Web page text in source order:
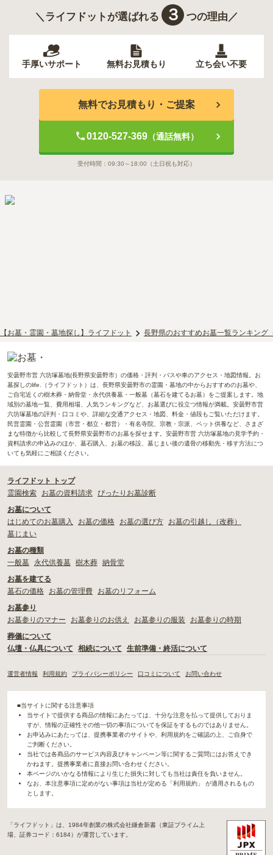
＼ライフドットが選ばれる ３ つの理由／
手厚いサポート 無料お見積もり 立ち会い不要
無料でお見積もり・ご提案
0120-527-369（通話無料）
受付時間： 09:30～18:00 （土日祝も対応）
【お墓・霊園・墓地探し】ライフドット 長野県のおすすめお墓一覧ランキング
安曇野市営 六坊塚墓地(長野県安曇野市）の価格・評判・バスや車のアクセス・地図情報。お
墓探しのlife.（ライフドット）は、長野県安曇野市の霊園・墓地の中からおすすめのお墓や、
ご自宅近くの樹木葬・納骨堂・永代供養墓・一般墓（墓石を建てるお墓）をご提案します。地
域別の墓地一覧、費用相場、人気ランキングなど、お墓選びに役立つ情報が満載。安曇野市営
六坊塚墓地の評判・口コミや、詳細な交通アクセス・地図、料金・値段もご覧いただけます。
民営霊園・公営霊園（市営・都立・都営）・有名寺院、宗教・宗派、ペット供養など、さまざ
まな特徴から比較して長野県安曇野市のお墓を探せます。安曇野市営 六坊塚墓地の見学予約・
資料請求の申込みのほか、墓石購入、お墓の移設、墓じまい後の遺骨の移動先・移す方法につ
いても気軽にご相談ください。
ライフドット トップ
霊園検索
お墓の資料請求 ぴったりお墓診断
お墓について
はじめてのお墓購入
お墓の価格 お墓の選び方
お墓の引越し（改葬）
墓じまい
お墓の種類
一般墓
永代供養墓 樹木葬 納骨堂
お墓を建てる
墓石の価格
お墓の管理費
お墓のリフォーム
お墓参り
お墓参りのマナー
お墓参りのお供え お墓参りの服装
お墓参りの時期
葬儀について
仏壇・仏具について
相続について 生前準備・終活について
運営者情報 利用規約 プライバシーポリシー 口コミについて お問い合わせ
■当サイトに関する注意事項
当サイトで提供する商品の情報にあたっては、十分な注意を払って提供しておりま
すが、情報の正確性その他一切の事項についてを保証をするものではありません。
お申込みにあたっては、提携事業者のサイトや、利用規約をご確認の上、ご自身で
ご判断ください。
当社では各商品のサービス内容及びキャンペーン等に関するご質問にはお答えでき
かねます。提携事業者に直接お問い合わせください。
本ページのいかなる情報により生じた損失に対しても当社は責任を負いません。
なお、本注意事項に定めがない事項は当社が定める「利用規約」 が適用されるもの
とします。
「ライフドット」は、1984年創業の株式会社鎌倉新書（東証プライム上
場、証券コード：6184）が運営しています。